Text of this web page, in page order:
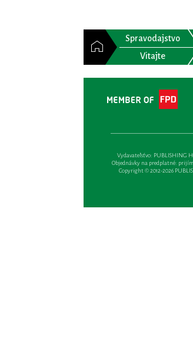
Spravodajstvo
Vitajte
Vydavateľsťvo: PUBLISHING
Objednávky na predplatné:
Copyright © 2012-2026